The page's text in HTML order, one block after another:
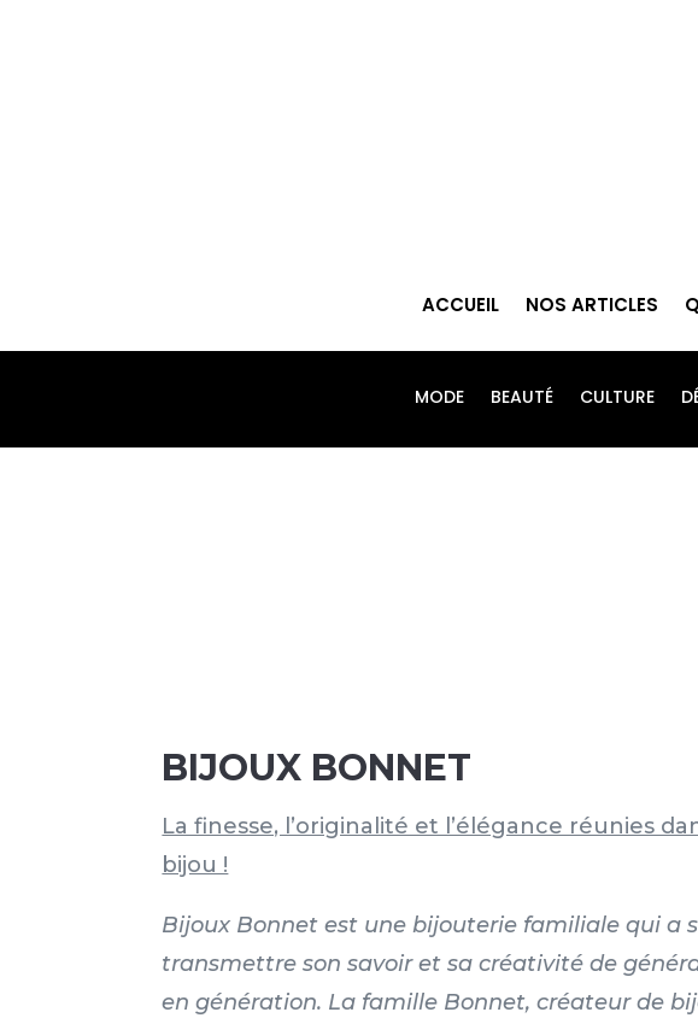
ACCUEIL NOS ARTICLES
MODE BEAUTÉ CULTURE
BIJOUX BONNET
La finesse, l’originalité et l’élégance réunies
bijou !
Bijoux Bonnet est une bijouterie familiale qui a
transmettre son savoir et sa créativité de
en génération. La famille Bonnet, créateur de